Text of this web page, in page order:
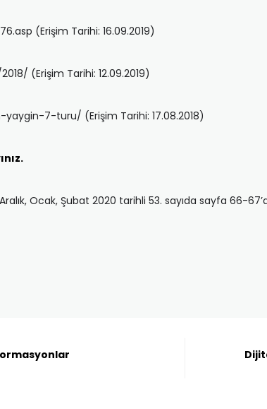
(Erişim Tarihi: 16.09.2019)
(Erişim Tarihi: 12.09.2019)
7-turu/ (Erişim Tarihi: 17.08.2018)
Ocak, Şubat 2020 tarihli 53. sayıda sayfa 66-